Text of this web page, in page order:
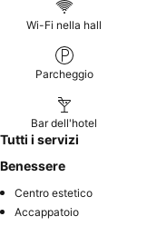
Wi-Fi nella hall
Parcheggio
Bar dell'hotel
Tutti i servizi
Benessere
Centro estetico
Accappatoio